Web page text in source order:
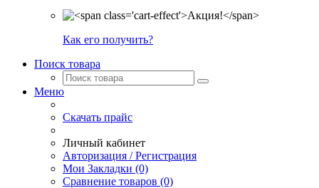
Как его получить?
Поиск товара
Меню
Скачать прайс
Личный кабинет
Авторизация / Регистрация
Мои Закладки (0)
Сравнение товаров (0)